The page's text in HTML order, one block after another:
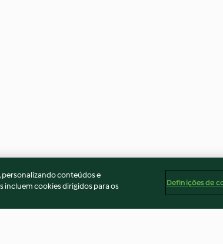
personalizando conteúdos e
incluem cookies dirigidos para os
Definições de